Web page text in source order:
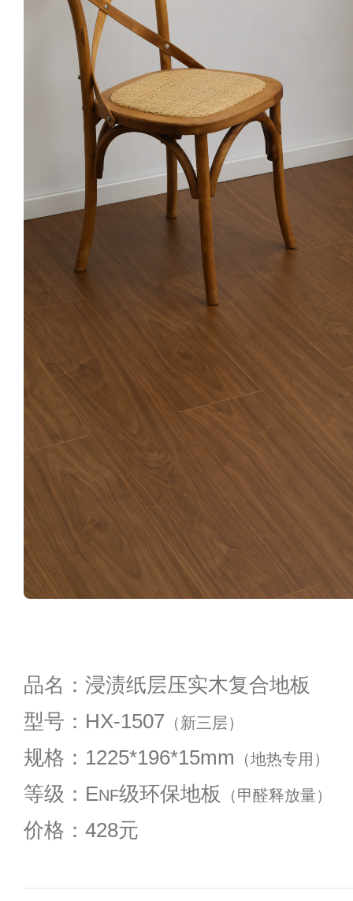
品名：浸渍纸层压实木复合地板
型号：HX-1507 （新三层）
规格：1225*196*15mm （地热专用）
等级：ENF级环保地板 （甲醛释放量）
价格：428元